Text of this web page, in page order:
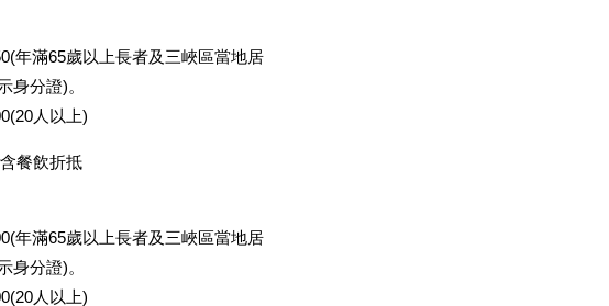
學肥料、無農藥的環境下自然生
希望把「有機，會更好」的道理深
但保有了最原始的山林之美，大地
，不僅品質純淨、皆通過慈心有機
年滿65歲以上長者及三峽區當地居
身分證)。
人以上)
餐飲折抵
年滿65歲以上長者及三峽區當地居
身分證)。
人以上)